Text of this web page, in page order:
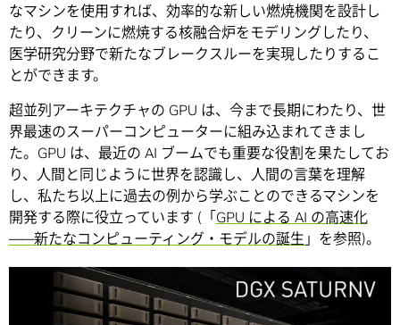
なマシンを使用すれば、効率的な新しい燃焼機関を設計し
たり、クリーンに燃焼する核融合炉をモデリングしたり、
医学研究分野で新たなブレークスルーを実現したりするこ
とができます。
超並列アーキテクチャの GPU は、今まで長期にわたり、世
界最速のスーパーコンピューターに組み込まれてきまし
た。GPU は、最近の AI ブームでも重要な役割を果たしてお
り、人間と同じように世界を認識し、人間の言葉を理解
し、私たち以上に過去の例から学ぶことのできるマシンを
開発する際に役立っています (「GPU による AI の高速化
――新たなコンピューティング・モデルの誕生 」を参照)。